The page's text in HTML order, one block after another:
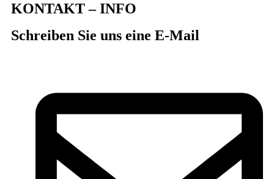
KONTAKT – INFO
Schreiben Sie uns eine E-Mail